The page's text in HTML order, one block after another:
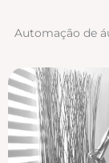
Automação de